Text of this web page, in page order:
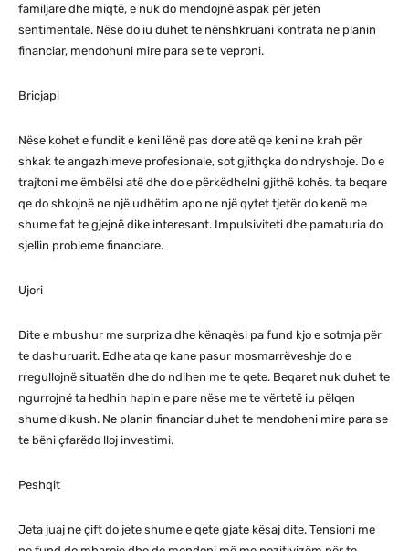
familjare dhe miqtë, e nuk do mendojnë aspak për jetën
sentimentale. Nëse do iu duhet te nënshkruani kontrata ne planin
financiar, mendohuni mire para se te veproni.
Bricjapi
Nëse kohet e fundit e keni lënë pas dore atë qe keni ne krah për
shkak te angazhimeve profesionale, sot gjithçka do ndryshoje. Do e
trajtoni me ëmbëlsi atë dhe do e përkëdhelni gjithë kohës. ta beqare
qe do shkojnë ne një udhëtim apo ne një qytet tjetër do kenë me
shume fat te gjejnë dike interesant. Impulsiviteti dhe pamaturia do
sjellin probleme financiare.
Ujori
Dite e mbushur me surpriza dhe kënaqësi pa fund kjo e sotmja për
te dashuruarit. Edhe ata qe kane pasur mosmarrëveshje do e
rregullojnë situatën dhe do ndihen me te qete. Beqaret nuk duhet te
ngurrojnë ta hedhin hapin e pare nëse me te vërtetë iu pëlqen
shume dikush. Ne planin financiar duhet te mendoheni mire para se
te bëni çfarëdo lloj investimi.
Peshqit
Jeta juaj ne çift do jete shume e qete gjate kësaj dite. Tensioni me